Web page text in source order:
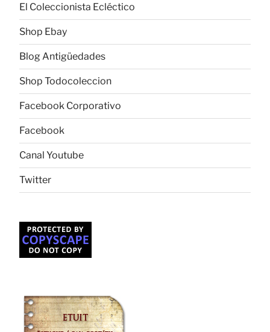
El Coleccionista Ecléctico
Shop Ebay
Blog Antigüedades
Shop Todocoleccion
Facebook Corporativo
Facebook
Canal Youtube
Twitter